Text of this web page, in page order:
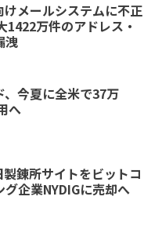
けメールシステムに不正
1422万件のアドレス・
洩
、今夏に全米で37万
へ
製錬所サイトをビットコ
企業NYDIGに売却へ